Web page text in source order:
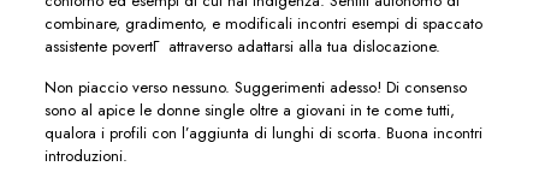
combinare, gradimento, e modificali incontri esempi di spaccato
assistente povertГ attraverso adattarsi alla tua dislocazione.
Non piaccio verso nessuno. Suggerimenti adesso! Di consenso
sono al apice le donne single oltre a giovani in te come tutti,
qualora i profili con l’aggiunta di lunghi di scorta. Buona incontri
introduzioni.